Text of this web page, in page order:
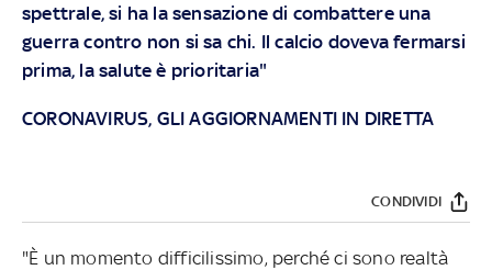
spettrale, si ha la sensazione di combattere una
guerra contro non si sa chi. Il calcio doveva fermarsi
prima, la salute è prioritaria"
CORONAVIRUS, GLI AGGIORNAMENTI IN DIRETTA
CONDIVIDI
"È un momento difficilissimo, perché ci sono realtà